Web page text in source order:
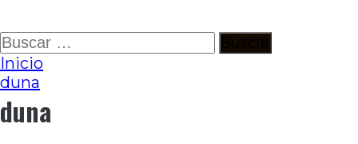
Ir
al
contenido
Buscar:
Inicio
duna
duna